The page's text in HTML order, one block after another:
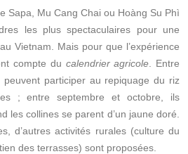
Sapa, Mu Cang Chai ou Hoàng Su Phì
les plus spectaculaires pour une
Vietnam. Mais pour que l’expérience
compte du calendrier agricole . Entre
participer au repiquage du riz
; entre septembre et octobre, ils
les collines se parent d’un jaune doré.
d’autres activités rurales (culture du
des terrasses) sont proposées.